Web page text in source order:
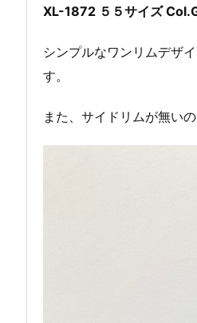
XL-1872 ５５サイズ
シンプルなワンリムデザ
す。
また、サイドリムが無い